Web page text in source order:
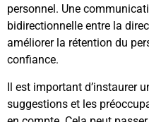
personnel. Une
bidirectionnelle entre la
améliorer la rétention du
confiance.
Il est important d’instaurer
suggestions et les